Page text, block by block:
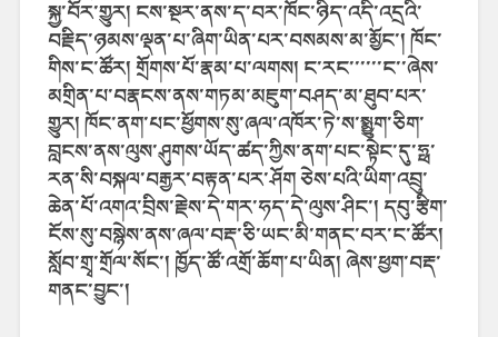
སྐྱ་བོར་གྱུར། ངས་སྔར་ནས་ད་བར་ཁོང་ཉིད་འདི་འདྲའི་
བརྗིད་ཉམས་ལྡན་པ་ཞིག་ཡིན་པར་བསམས་མ་མྱོང་། ཁོང་
གིས་ང་ཚོར། གྲོགས་པོ་རྣམ་པ་ལགས། ང་རང་་་་་་ང་་ཞེས་
མགྲིན་པ་བརྣངས་ནས་གཏམ་མཇུག་བཤད་མ་ཐུབ་པར་
གྱུར། ཁོང་ནག་པང་ཕྱོགས་སུ་ཞལ་འཁོར་ཏེ་ས་སྨྱུག་ཅིག་
བླངས་ནས་ལུས་ཤུགས་ཡོད་ཚད་ཀྱིས་ནག་པང་སྟེང་དུ་ཧྥ་
རན་སི་བསྐལ་བརྒྱར་བརྟན་པར་ཤོག ཅེས་པའི་ཡིག་འབྲུ་
ཆེན་པོ་འགའ་བྲིས་རྗེས་དེ་གར་ཧད་དེ་ལུས་ཤིང་། དབུ་རྩིག་
ངོས་སུ་བསྙེས་ནས་ཞལ་བརྡ་ཅི་ཡང་མི་གནང་བར་ང་ཚོར།
སློབ་གྲྭ་གྲོལ་སོང་། ཁྱོད་ཚོ་འགྲོ་ཆོག་པ་ཡིན། ཞེས་ཕྱག་བརྡ་
གནང་བྱུང་།